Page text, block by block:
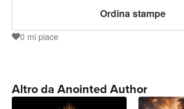
Ordina stampe
0 mi piace
Altro da Anointed Author